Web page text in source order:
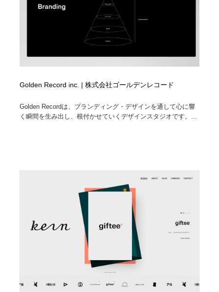
Golden Record inc. | 株式会社ゴールデンレコード
Golden Recordは、ブランディング・デザインを通して心に響
く瞬間を生み出し、根付かせていくデザインスタジオです。...